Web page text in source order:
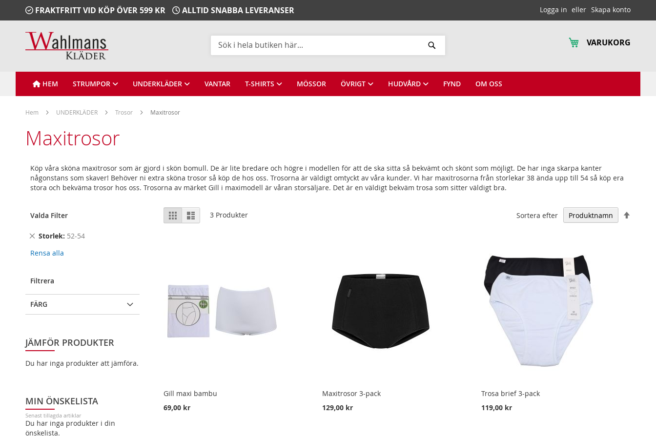
Gå
vidare
Innehåll
Logga in Skapa konto
FRAKTFRITT VID KÖP ÖVER 599 KR ALLTID SNABBA LEVERANSER
VARUKORG
HEM STRUMPOR UNDERKLÄDER VANTAR T-SHIRTS MÖSSOR ÖVRIGT HUDVÅRD FYND OM OSS
Hem UNDERKLÄDER Trosor Maxitrosor
Maxitrosor
Köp våra sköna maxitrosor som är gjord i skön bomull. De är lite bredare och högre i modellen för att de ska sitta så bekvämt och skönt som möjligt. De har inga skarpa kanter
någonstans som skaver! Behöver ni extra sköna trosor så köp de hos oss. Trosorna är väldigt omtyckt av våra kunder. Vi har maxitrosorna från storlekar 38 ända upp till 54 så köp era
stora och bekväma trosor hos oss. Trosorna av märket Gill i maximodell är våran storsäljare. Det är en väldigt bekväm trosa som sitter väldigt bra.
Visa
som
RutnätLista 3 Produkter Sortera efter
Gill maxi bambu
69,00 kr
LÄGG I VARUKORG
Maxitrosor 3-pack
129,00 kr
LÄGG I VARUKORG
Trosa brief 3-pack
119,00 kr
LÄGG I VARUKORG
Valda Filter
Storlek 52-54
Remove
Item
Rensa alla
Filtrera
FÄRG
JÄMFÖR PRODUKTER
Du har inga produkter att jämföra.
MIN ÖNSKELISTA
Senast tillagda artiklar
Du har inga produkter i din
önskelista.